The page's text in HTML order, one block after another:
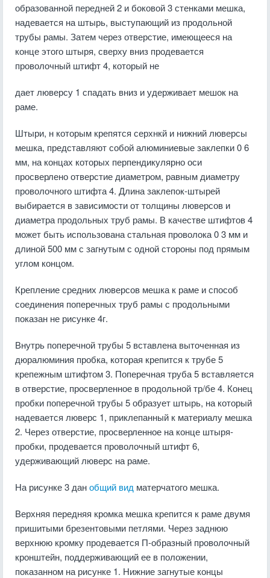
образованной передней 2 и боковой 3 стенками мешка,
надевается на штырь, выступающий из продольной
трубы рамы. Затем через отверстие, имеющееся на
конце этого штыря, сверху вниз продевается
проволочный штифт 4, который не
дает люверсу 1 спадать вниз и удерживает мешок на
раме.
Штыри, н которым крепятся серхнкй и нижний люверсы
мешка, представляют собой алюминиевые заклепки 0 6
мм, на концах которых перпендикулярно оси
просверлено отверстие диаметром, равным диаметру
проволочного штифта 4. Длина заклепок-штырей
выбирается в зависимости от толщины люверсов и
диаметра продольных труб рамы. В качестве штифтов 4
может быть использована стальная проволока 0 3 мм и
длиной 500 мм с загнутым с одной стороны под прямым
углом концом.
Крепление средних люверсов мешка к раме и способ
соединения поперечных труб рамы с продольными
показан не рисунке 4г.
Внутрь поперечной трубы 5 вставлена выточенная из
дюралюминия пробка, которая крепится к трубе 5
крепежным штифтом 3. Поперечная труба 5 вставляется
в отверстие, просверленное в продольной тр/бе 4. Конец
пробки поперечной трубы 5 образует штырь, на который
надевается люверс 1, приклепанный к материалу мешка
2. Через отверстие, просверленное на конце штыря-
пробки, продевается проволочный штифт 6,
удерживающий люверс на раме.
На рисунке 3 данобщий вид матерчатого мешка.
Верхняя передняя кромка мешка крепится к раме двумя
пришитыми брезентовыми петлями. Через заднюю
верхнюю кромку продевается П-образный проволочный
кронштейн, поддерживающий ее в положении,
показанном на рисунке 1. Нижние загнутые концы